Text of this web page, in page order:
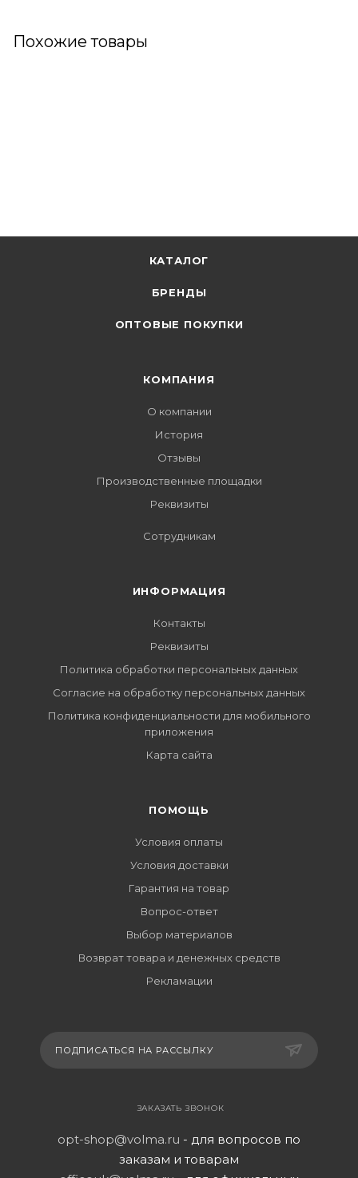
Похожие товары
КАТАЛОГ
БРЕНДЫ
ОПТОВЫЕ ПОКУПКИ
КОМПАНИЯ
О компании
История
Отзывы
Производственные площадки
Реквизиты
Сотрудникам
ИНФОРМАЦИЯ
Контакты
Реквизиты
Политика обработки персональных данных
Согласие на обработку персональных данных
Политика конфиденциальности для мобильного
приложения
Карта сайта
ПОМОЩЬ
Условия оплаты
Условия доставки
Гарантия на товар
Вопрос-ответ
Выбор материалов
Возврат товара и денежных средств
Рекламации
ПОДПИСАТЬСЯ НА РАССЫЛКУ
ЗАКАЗАТЬ ЗВОНОК
opt-shop@volma.ru - для вопросов по
заказам и товарам